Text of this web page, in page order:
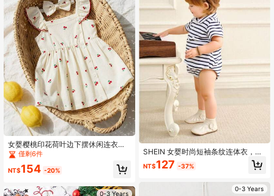
女婴樱桃印花荷叶边下摆休闲连衣
裙，夏季
僅剩6件
NT$154 -20%
0-3 Years
SHEIN 女婴时尚短袖条纹连体衣，夏
季款式
NT$127 -37%
0-3 Years